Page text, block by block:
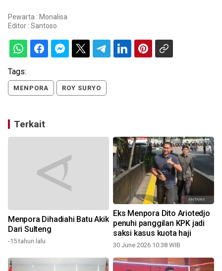
Pewarta : Monalisa
Editor : Santoso
Tags:
MENPORA ROY SURYO
Terkait
Menpora Dihadiahi Batu Akik
Dari Sulteng
-15 tahun lalu
Eks Menpora Dito Ariotedjo
penuhi panggilan KPK jadi
saksi kasus kuota haji
30 June 2026 10:38 WIB